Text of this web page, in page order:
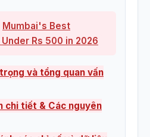
Mumbai's Best
Rs 500 in 2026
và tổng quan vấn
chi tiết & Các nguyên